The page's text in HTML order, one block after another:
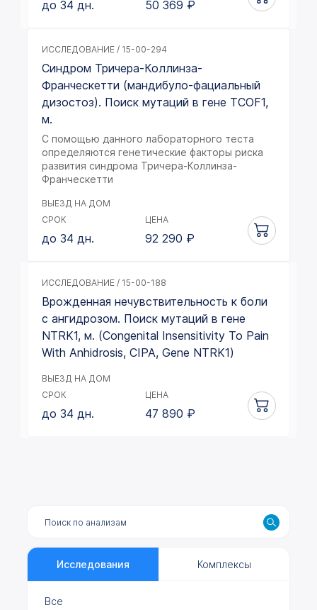
до 34 дн. 50 369 ₽
ИССЛЕДОВАНИЕ / 15-00-294
Синдром Тричера-Коллинза-
Франческетти (мандибуло-фациальный
дизостоз). Поиск мутаций в гене TCOF1,
м.
С помощью данного лабораторного теста
определяются генетические факторы риска
развития синдрома Тричера-Коллинза-
Франческетти
ВЫЕЗД НА ДОМ
СРОК
до 34 дн.
ЦЕНА
92 290 ₽
ИССЛЕДОВАНИЕ / 15-00-188
Врожденная нечувствительность к боли
с ангидрозом. Поиск мутаций в гене
NTRK1, м. (Congenital Insensitivity To Pain
With Anhidrosis, CIPA, Gene NTRK1)
ВЫЕЗД НА ДОМ
СРОК
до 34 дн.
ЦЕНА
47 890 ₽
Исследования Комплексы
Все